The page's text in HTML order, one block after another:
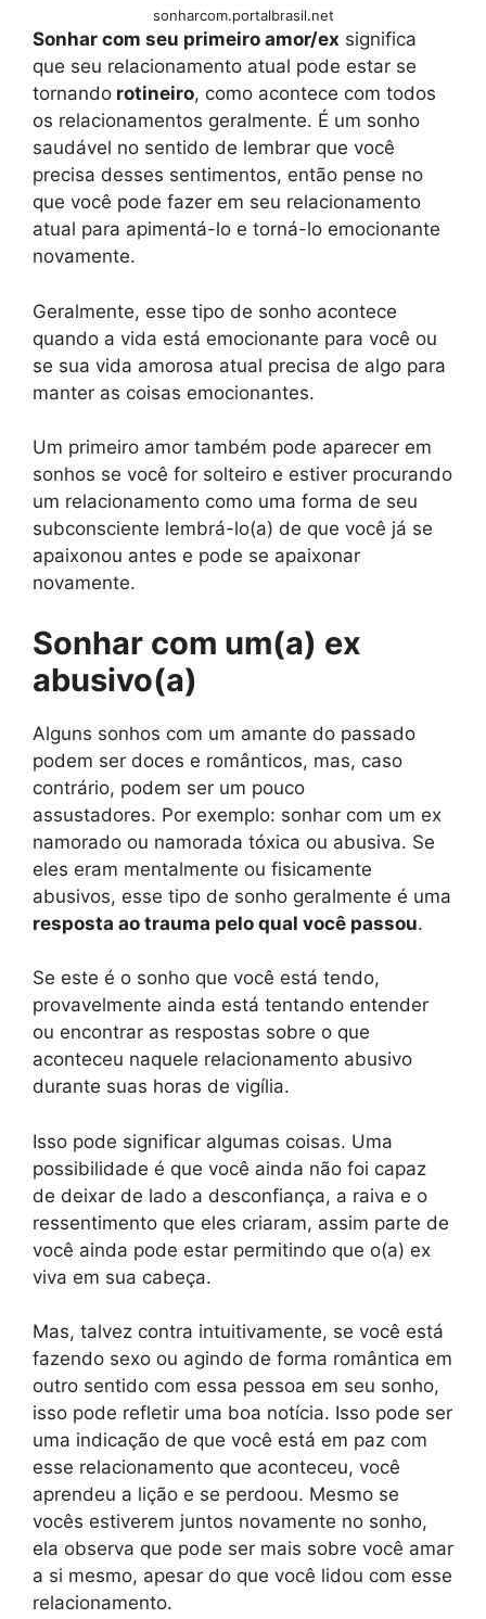
sonharcom.portalbrasil.net
Sonhar com seu primeiro amor/ex significa
que seu relacionamento atual pode estar se
tornando rotineiro, como acontece com todos
os relacionamentos geralmente. É um sonho
saudável no sentido de lembrar que você
precisa desses sentimentos, então pense no
que você pode fazer em seu relacionamento
atual para apimentá-lo e torná-lo emocionante
novamente.
Geralmente, esse tipo de sonho acontece
quando a vida está emocionante para você ou
se sua vida amorosa atual precisa de algo para
manter as coisas emocionantes.
Um primeiro amor também pode aparecer em
sonhos se você for solteiro e estiver procurando
um relacionamento como uma forma de seu
subconsciente lembrá-lo(a) de que você já se
apaixonou antes e pode se apaixonar
novamente.
Sonhar com um(a) ex
abusivo(a)
Alguns sonhos com um amante do passado
podem ser doces e românticos, mas, caso
contrário, podem ser um pouco
assustadores. Por exemplo: sonhar com um ex
namorado ou namorada tóxica ou abusiva. Se
eles eram mentalmente ou fisicamente
abusivos, esse tipo de sonho geralmente é uma
resposta ao trauma pelo qual você passou.
Se este é o sonho que você está tendo,
provavelmente ainda está tentando entender
ou encontrar as respostas sobre o que
aconteceu naquele relacionamento abusivo
durante suas horas de vigília.
Isso pode significar algumas coisas. Uma
possibilidade é que você ainda não foi capaz
de deixar de lado a desconfiança, a raiva e o
ressentimento que eles criaram, assim parte de
você ainda pode estar permitindo que o(a) ex
viva em sua cabeça.
Mas, talvez contra intuitivamente, se você está
fazendo sexo ou agindo de forma romântica em
outro sentido com essa pessoa em seu sonho,
isso pode refletir uma boa notícia. Isso pode ser
uma indicação de que você está em paz com
esse relacionamento que aconteceu, você
aprendeu a lição e se perdoou. Mesmo se
vocês estiverem juntos novamente no sonho,
ela observa que pode ser mais sobre você amar
a si mesmo, apesar do que você lidou com esse
relacionamento.